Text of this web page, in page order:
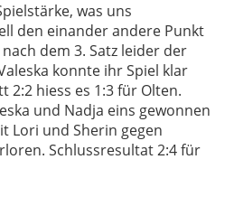
was uns
den einander andere Punkt
dem 3. Satz leider der
konnte ihr Spiel klar
2:2 hiess es 1:3 für Olten.
und Nadja eins gewonnen
Lori und Sherin gegen
Schlussresultat 2:4 für